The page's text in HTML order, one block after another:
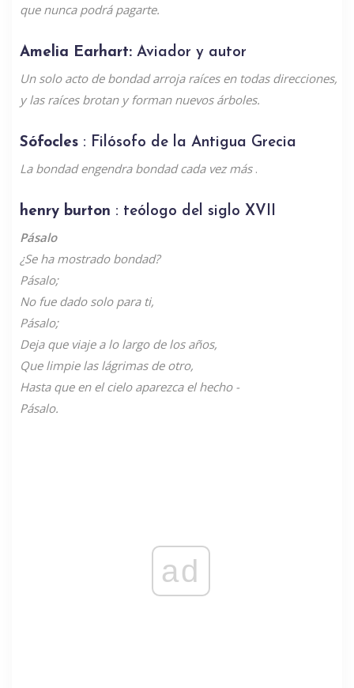
que nunca podrá pagarte.
Amelia Earhart: Aviador y autor
Un solo acto de bondad arroja raíces en todas direcciones,
y las raíces brotan y forman nuevos árboles.
Sófocles : Filósofo de la Antigua Grecia
La bondad engendra bondad cada vez más.
henry burton : teólogo del siglo XVII
Pásalo
¿Se ha mostrado bondad?
Pásalo;
No fue dado solo para ti,
Pásalo;
Deja que viaje a lo largo de los años,
Que limpie las lágrimas de otro,
Hasta que en el cielo aparezca el hecho -
Pásalo.
ad